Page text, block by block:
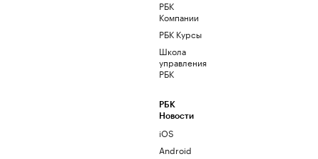
РБК
Компании
РБК Курсы
Школа
управления
РБК
РБК
Новости
iOS
Android